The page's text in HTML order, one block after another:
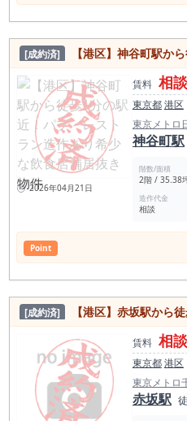
[成約済] 【港区】神谷町駅から徒歩1分の駅近
2026年04月21日
賃料 相談
東京都港区
東京メトロ
神谷町駅
階数/面積
2階 / 35.38
造作代金
相談
Point
[成約済] 【港区】赤坂駅から徒歩2分 赤坂見附駅・溜池山王
賃料 相談
東京都港区
東京メトロ
赤坂駅